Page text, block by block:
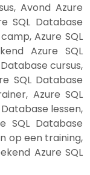
Avond Azure
SQL Database
Azure SQL
Azure SQL
cursus,
SQL Database
Azure SQL
lessen,
SQL Database
op een training,
Azure SQL